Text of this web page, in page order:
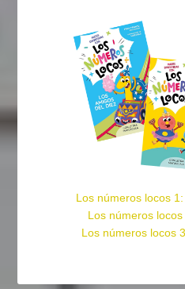
Los números locos
Los números
Los números locos